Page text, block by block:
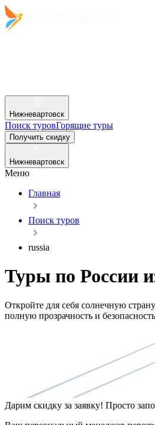
Нижневартовск
Поиск туровГорящие туры
Получить скидку
Нижневартовск
Меню
Главная
Поиск туров
russia
Туры по России
Откройте для себя солнечную
полную прозрачность и
Дарим скидку за заявку! Просто